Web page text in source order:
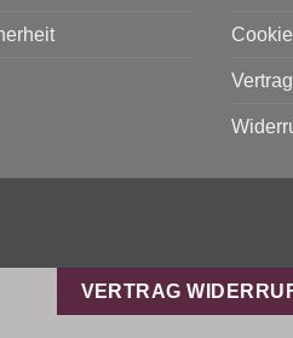
VERTRAG